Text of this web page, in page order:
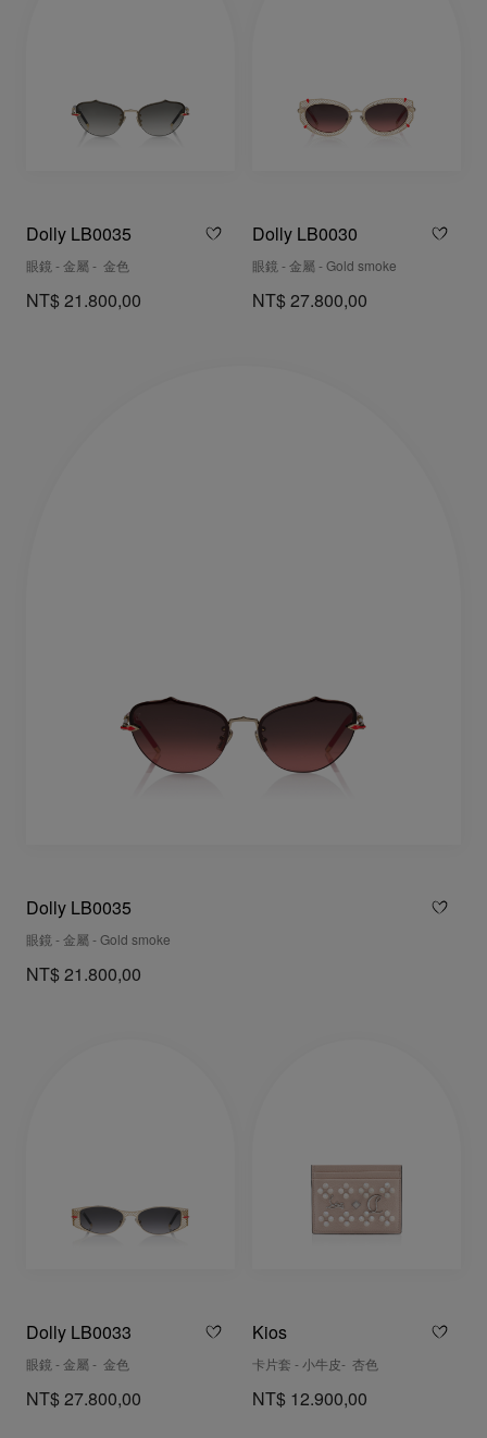
Dolly LB0035
眼鏡 - 金屬 - 金色
NT$ 21.800,00
Dolly LB0030
眼鏡 - 金屬 - Gold smoke
NT$ 27.800,00
Dolly LB0035
眼鏡 - 金屬 - Gold smoke
NT$ 21.800,00
Dolly LB0033
眼鏡 - 金屬 - 金色
NT$ 27.800,00
Kios
卡片套 - 小牛皮- 杏色
NT$ 12.900,00